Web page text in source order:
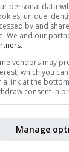
personal data
unique
by and
We and our
vendors may
which you
a link at the
consent in
Manage